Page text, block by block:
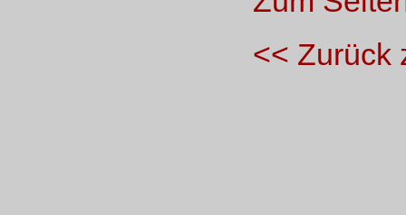
<< Zurück